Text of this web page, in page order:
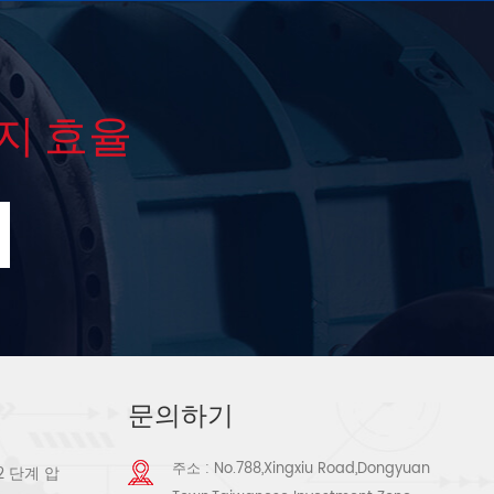
효율
단계 압
문의하기
주소 : No.788,Xingxiu Road,Dongyuan